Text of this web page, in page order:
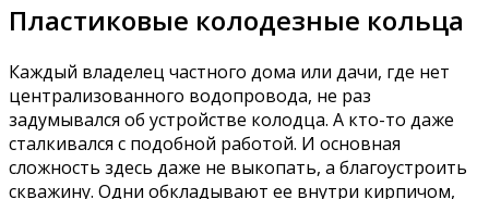
Пластиковые колодезные кольца
Каждый владелец частного дома или дачи, где нет
централизованного водопровода, не раз
задумывался об устройстве колодца. А кто-то даже
сталкивался с подобной работой. И основная
сложность здесь даже не выкопать, а благоустроить
скважину. Одни обкладывают ее внутри кирпичом,